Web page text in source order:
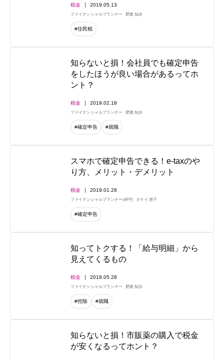
税金 2019.05.13
ファイナンシャルプランナー 肥後 知歩
#住民税
知らないと損！会社員でも確定申告
をしたほうが良い場合があるってホ
ント？
税金 2019.02.18
ファイナンシャルプランナー 肥後 知歩
#確定申告 #就職
スマホで確定申告できる！e-taxのや
り方、メリット・デメリット
税金 2019.01.28
ファイナンシャルプランナー(AFP) タケイ 啓子
#確定申告
知ってトクする！「給与明細」から
見えてくるもの
税金 2018.05.28
ファイナンシャルプランナー 肥後 知歩
#控除 #就職
知らないと損！市販薬の購入で税金
が安くなるってホント？